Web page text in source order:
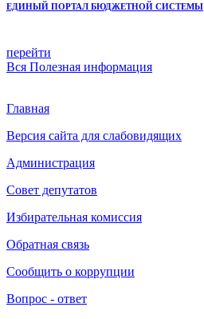
ЕДИНЫЙ ПОРТАЛ БЮДЖЕТНОЙ СИСТЕМЫ
перейти
Вся Полезная информация
Главная
Версия сайта для слабовидящих
Администрация
Совет депутатов
Избирательная комиссия
Обратная связь
Сообщить о коррупции
Вопрос - ответ